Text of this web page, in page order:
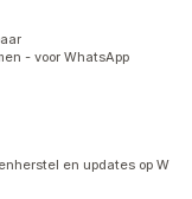
- voor WhatsApp
en updates op W